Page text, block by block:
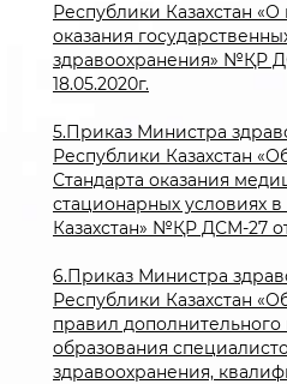
Республики Казахстан
оказания
здравоохранения» №ҚР
18.05.2020г.
5.Приказ Министра
Республики Казахстан
Стандарта оказания
стационарных условиях
Казахстан» №ҚР ДСМ-27
6.Приказ Министра
Республики Казахстан
правил
образования
здравоохранения,